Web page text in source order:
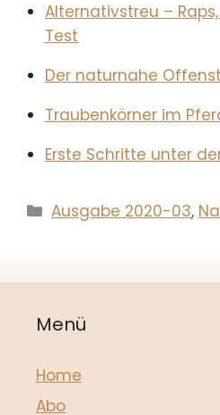
Alternativstreu –
Test
Der naturnahe
Traubenkörner im
Erste Schritte unter
Kategorien
Ausgabe 2020-03,
Menü
Home
Abo